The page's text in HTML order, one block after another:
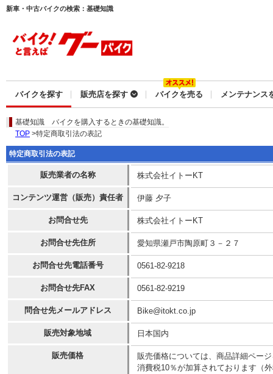
新車・中古バイクの検索：基礎知識
バイクを探す 販売店を探す バイクを売る メンテナンス
基礎知識 バイクを購入するときの基礎知識。
TOP >特定商取引法の表記
特定商取引法の表記
販売業者の名称 株式会社イトーKT
コンテンツ運営（販売）責任者 伊藤 夕子
お問合せ先 株式会社イトーKT
お問合せ先住所 愛知県瀬戸市陶原町３－２７
お問合せ先電話番号 0561-82-9218
お問合せ先FAX 0561-82-9219
問合せ先メールアドレス Bike@itokt.co.jp
販売対象地域 日本国内
販売価格
販売価格については、商品詳細ペー
消費税10％が加算されております（